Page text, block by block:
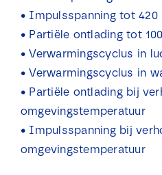
• Impulsspanning tot 420
• Partiële ontlading tot
• Verwarmingscyclus in
• Verwarmingscyclus in
• Partiële ontlading bij
omgevingstemperatuur
• Impulsspanning bij
omgevingstemperatuur